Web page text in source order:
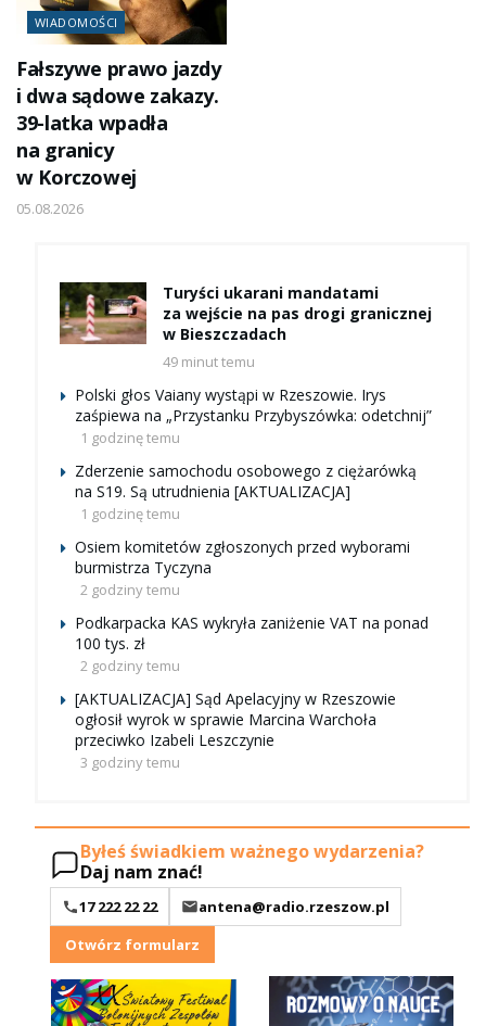
WIADOMOŚCI
Fałszywe prawo jazdy
i dwa sądowe zakazy.
39-latka wpadła
na granicy
w Korczowej
05.08.2026
Turyści ukarani mandatami
za wejście na pas drogi granicznej
w Bieszczadach
49 minut temu
Polski głos Vaiany wystąpi w Rzeszowie. Irys
zaśpiewa na „Przystanku Przybyszówka: odetchnij”
1 godzinę temu
Zderzenie samochodu osobowego z ciężarówką
na S19. Są utrudnienia [AKTUALIZACJA]
1 godzinę temu
Osiem komitetów zgłoszonych przed wyborami
burmistrza Tyczyna
2 godziny temu
Podkarpacka KAS wykryła zaniżenie VAT na ponad
100 tys. zł
2 godziny temu
[AKTUALIZACJA] Sąd Apelacyjny w Rzeszowie
ogłosił wyrok w sprawie Marcina Warchoła
przeciwko Izabeli Leszczynie
3 godziny temu
Byłeś świadkiem ważnego wydarzenia?
Daj nam znać!
17 222 22 22
antena@radio.rzeszow.pl
Otwórz formularz